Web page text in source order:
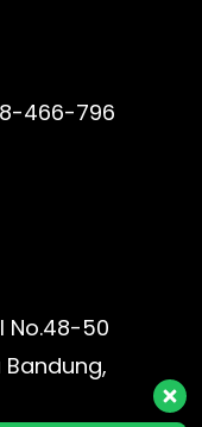
466-796
No.48-50